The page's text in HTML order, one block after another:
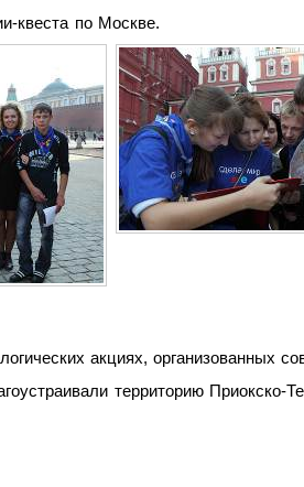
квеста по Москве.
акциях, организованных
территорию Приокско-